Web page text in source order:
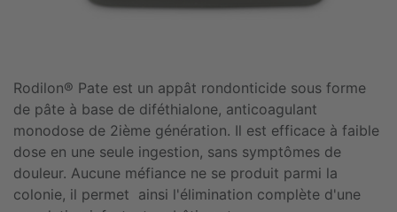
Rodilon® Pate est un appât rondonticide sous forme
de pâte à base de diféthialone, anticoagulant
monodose de 2ième génération. Il est efficace à faible
dose en une seule ingestion, sans symptômes de
douleur. Aucune méfiance ne se produit parmi la
colonie, il permet ainsi l'élimination complète d'une